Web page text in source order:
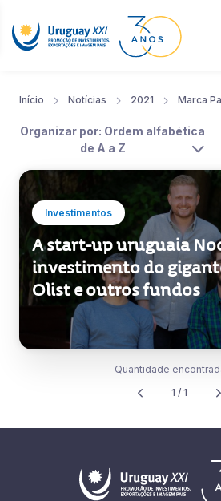
Início Notícias 2021 Marca
Organizar por: Ordem alfabética
de A a Z
Investimentos
A start-up uruguaia
investimento do
Olist e outros fundos
Quantidade
1 / 1